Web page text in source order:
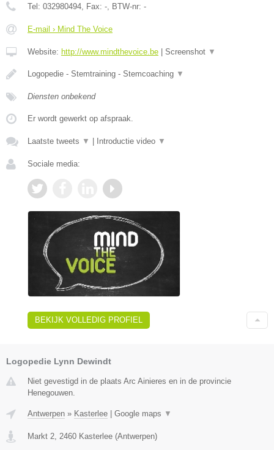
Tel: 032980494 , Fax: - , BTW-nr: -
E-mail › Mind The Voice
Website: http://www.mindthevoice.be | Screenshot ▼
Logopedie - Stemtraining - Stemcoaching ▼
Diensten onbekend
Er wordt gewerkt op afspraak.
Laatste tweets ▼ | Introductie video ▼
Sociale media:
BEKIJK VOLLEDIG PROFIEL
Logopedie Lynn Dewindt
Niet gevestigd in de plaats Arc Ainieres en in de provincie
Henegouwen.
Antwerpen » Kasterlee | Google maps ▼
Markt 2 2460 Kasterlee (Antwerpen)